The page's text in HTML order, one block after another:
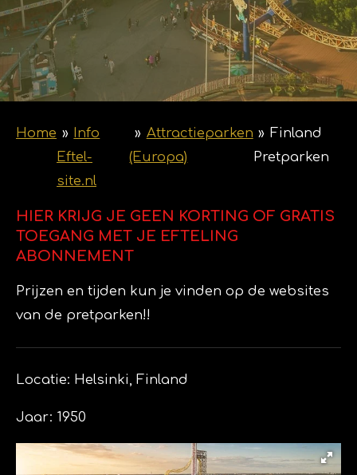
Home » Info
Eftel-
site.nl
» Attractieparken
(Europa)
» Finland
Pretparken
HIER KRIJG JE GEEN KORTING OF GRATIS
TOEGANG MET JE EFTELING
ABONNEMENT
Prijzen en tijden kun je vinden op de websites
van de pretparken!!
Locatie: Helsinki, Finland
Jaar: 1950